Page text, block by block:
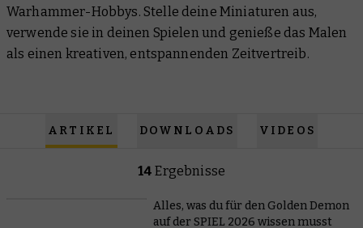
Warhammer-Hobbys. Stelle deine Miniaturen aus,
verwende sie in deinen Spielen und genieße das Malen
als einen kreativen, entspannenden Zeitvertreib.
ARTIKEL DOWNLOADS VIDEOS
14 Ergebnisse
Alles, was du für den Golden Demon
auf der SPIEL 2026 wissen musst